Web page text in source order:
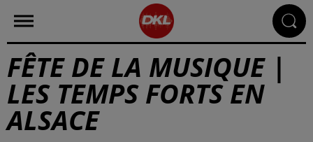
FÊTE DE LA MUSIQUE |
LES TEMPS FORTS EN
ALSACE